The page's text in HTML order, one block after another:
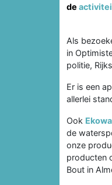
de
Als
in
politie,
Er is een
allerlei
Ook
de
onze
producten
Bout in